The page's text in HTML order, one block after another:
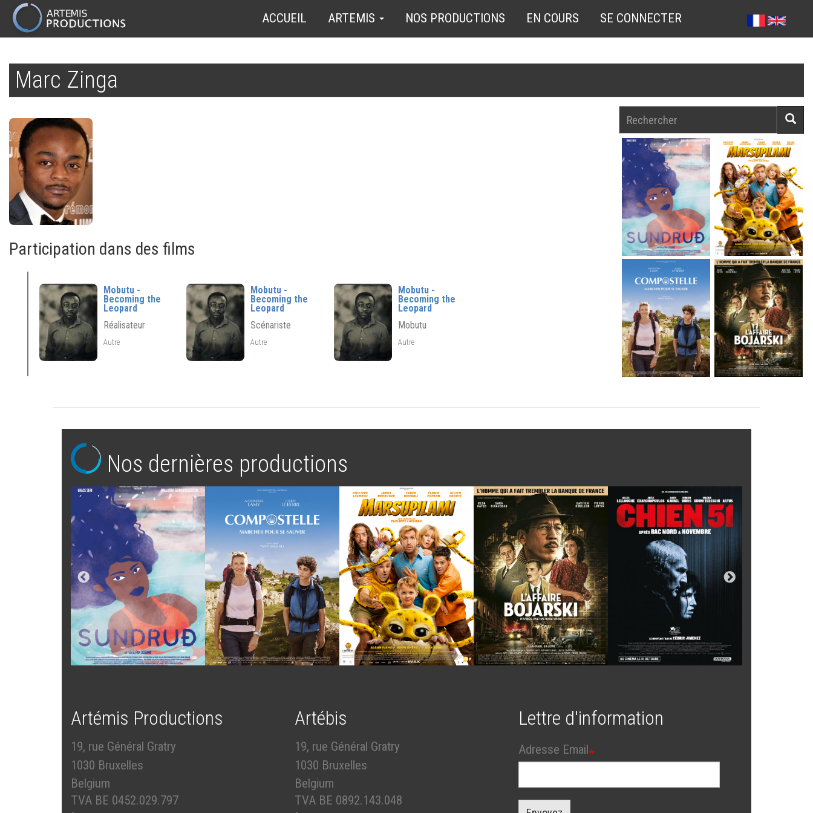
contenu
principal
MAIN
NAVIGATION
ACCUEIL ARTEMIS NOS PRODUCTIONS EN COURS SE CONNECTER
Marc Zinga
Participation dans des films
Mobutu -
Becoming the
Leopard
Réalisateur
Autre
Mobutu -
Becoming the
Leopard
Scénariste
Autre
Mobutu -
Becoming the
Leopard
Mobutu
Autre
Nos dernières productions
Artémis Productions
19, rue Général Gratry
1030 Bruxelles
Belgium
TVA BE 0452.029.797
Artébis
19, rue Général Gratry
1030 Bruxelles
Belgium
TVA BE 0892.143.048
Lettre d'information
Adresse Email